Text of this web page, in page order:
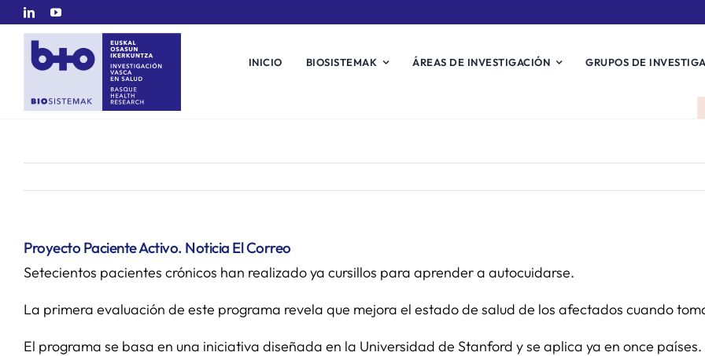
Saltar
contenido
INICIO BIOSISTEMAK ÁREAS DE INVESTIGACIÓN GRUPOS DE
Proyecto Paciente Activo. Noticia El Correo
Setecientos pacientes crónicos han realizado ya cursillos para aprender a autocuidarse.
La primera evaluación de este programa revela que mejora el estado de salud de los afectados cuando
El programa se basa en una iniciativa diseñada en la Universidad de Stanford y se aplica ya en once países.